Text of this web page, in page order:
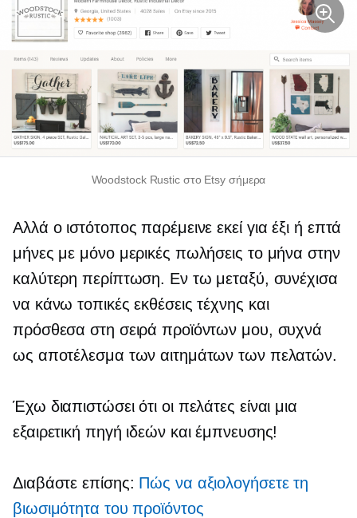
Woodstock Rustic στο Etsy σήμερα
Αλλά ο ιστότοπος παρέμεινε εκεί για έξι ή επτά
μήνες με μόνο μερικές πωλήσεις το μήνα στην
καλύτερη περίπτωση. Εν τω μεταξύ, συνέχισα
να κάνω τοπικές εκθέσεις τέχνης και
πρόσθεσα στη σειρά προϊόντων μου, συχνά
ως αποτέλεσμα των αιτημάτων των πελατών.
Έχω διαπιστώσει ότι οι πελάτες είναι μια
εξαιρετική πηγή ιδεών και έμπνευσης!
Διαβάστε επίσης: Πώς να αξιολογήσετε τη
βιωσιμότητα του προϊόντος